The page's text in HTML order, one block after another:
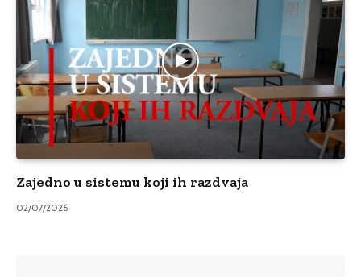
Zajedno u sistemu koji ih razdvaja
02/07/2026